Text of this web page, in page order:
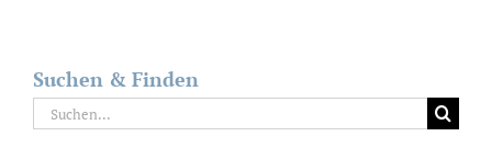
Suchen & Finden
Suche
nach: